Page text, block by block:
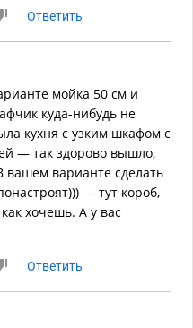
Ответить
мойка 50 см и
куда-нибудь не
кухня с узким шкафом с
— так здорово вышло,
вашем варианте сделать
— тут короб,
хочешь. А у вас
Ответить